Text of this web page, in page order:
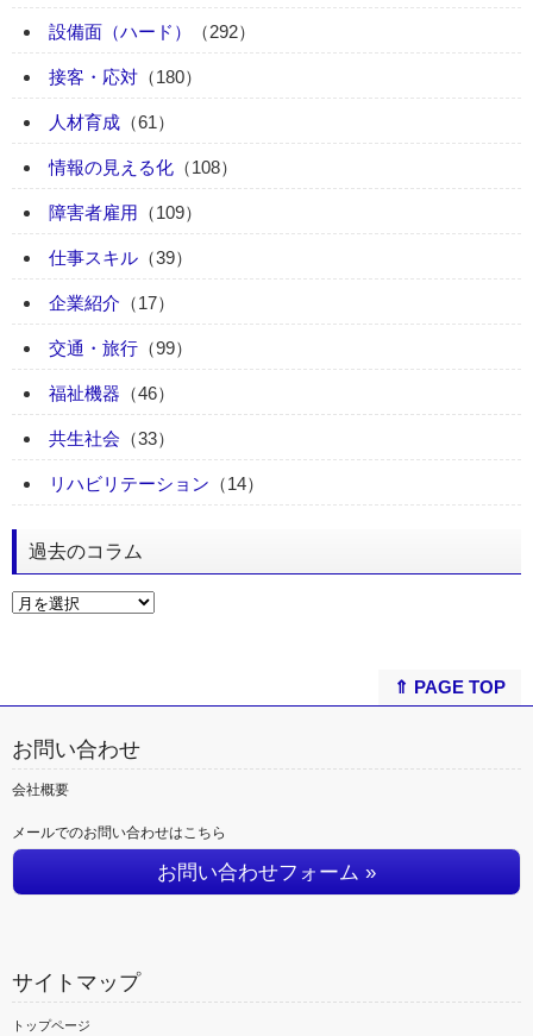
設備面（ハード） （292）
接客・応対 （180）
人材育成 （61）
情報の見える化 （108）
障害者雇用 （109）
仕事スキル （39）
企業紹介 （17）
交通・旅行 （99）
福祉機器 （46）
共生社会 （33）
リハビリテーション （14）
過去のコラム
⇑ PAGE TOP
お問い合わせ
会社概要
メールでのお問い合わせはこちら
お問い合わせフォーム »
サイトマップ
トップページ